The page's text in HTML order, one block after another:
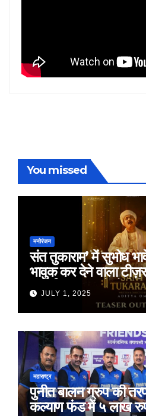
You missed
मनोरंजन
संत तुकाराम’ में सुभोध
भावुक कर देने वाला
जुलाई 2025 को होगी
JULY 1, 2025
महाराष्ट्र
पुनीत बालन ग्रुप की
कल्याण फंड में ५ लाख